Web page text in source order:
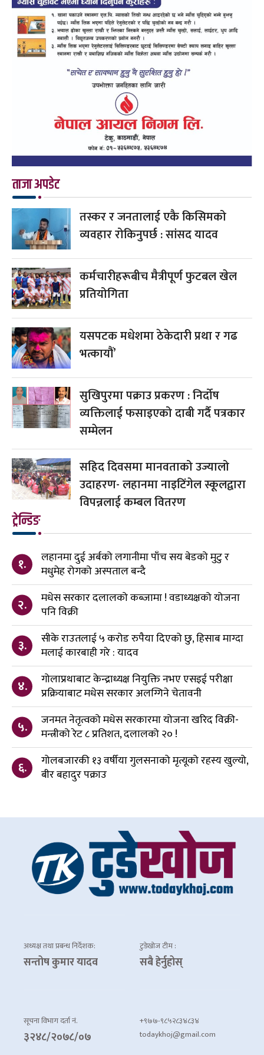
ताजा अपडेट
तस्कर र जनतालाई एकै किसिमको
व्यवहार रोकिनुपर्छ : सांसद यादव
कर्मचारीहरूबीच मैत्रीपूर्ण फुटबल खेल
प्रतियोगिता
यसपटक मधेशमा ठेकेदारी प्रथा र गढ
भत्कायौं’
सुखिपुरमा पक्राउ प्रकरण : निर्दोष
व्यक्तिलाई फसाइएको दाबी गर्दै पत्रकार
सम्मेलन
सहिद दिवसमा मानवताको उज्यालो
उदाहरण- लहानमा नाइटिंगेल स्कूलद्वारा
विपन्नलाई कम्बल वितरण
ट्रेन्डिङ
१.
लहानमा दुई अर्बको लगानीमा पाँच सय बेडको मुटु र
मधुमेह रोगको अस्पताल बन्दै
२.
मधेस सरकार दलालको कब्जामा ! वडाध्यक्षको योजना
पनि विक्री
३.
सीके राउतलाई ५ करोड रुपैया दिएको छु, हिसाब माग्दा
मलाई कारबाही गरे : यादव
४.
गोलाप्रथाबाट केन्द्राध्यक्ष नियुक्ति नभए एसइई परीक्षा
प्रक्रियाबाट मधेस सरकार अलग्गिने चेतावनी
५.
जनमत नेतृत्वको मधेस सरकारमा योजना खरिद विक्री-
मन्त्रीको रेट ८ प्रतिशत, दलालको २० !
६.
गोलबजारकी १३ वर्षीया गुलसनाको मृत्यूको रहस्य खुल्यो,
बीर बहादुर पक्राउ
अध्यक्ष तथा प्रबन्ध निर्देशक:
सन्तोष कुमार यादव
टुडेखोज टीम :
सबै हेर्नुहोस्
सूचना विभाग दर्ता नं.
३२४८/२०७८/०७
+९७७-९८५२८३४८३४
todaykhoj@gmail.com